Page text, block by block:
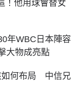
！他用球會替女
年WBC日本陣容
大物成亮點
如何布局 中信兄